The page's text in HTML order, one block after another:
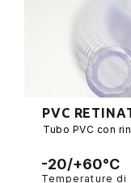
PVC
Tubo PVC con
-20/+60°C
Temperature di